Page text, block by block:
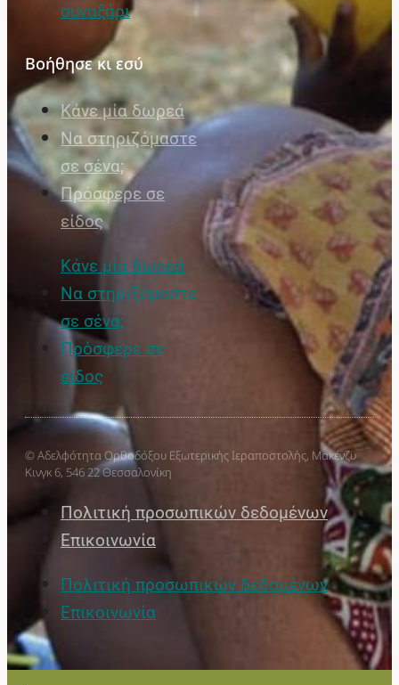
συναξάρι
Βοήθησε κι εσύ
Κάνε μία δωρεά
Να στηριζόμαστε
σε σένα;
Πρόσφερε σε
είδος
Κάνε μία δωρεά
Να στηριζόμαστε
σε σένα;
Πρόσφερε σε
είδος
© Αδελφότητα Ορθοδόξου Εξωτερικής Ιεραποστολής, Μακένζυ
Κινγκ 6, 546 22 Θεσσαλονίκη
Πολιτική προσωπικών δεδομένων
Επικοινωνία
Πολιτική προσωπικών δεδομένων
Επικοινωνία